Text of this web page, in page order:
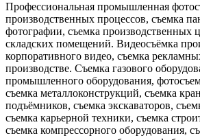
Профессиональная промышленная
производственных процессов, съемка
фотографии, съемка производственных
складских помещений. Видеосъёмка
корпоративного видео, съемка
производстве. Съемка газового
промышленного оборудования,
съемка металлоконструкций, съемка
подъёмников, съемка экскаваторов,
съемка карьерной техники, съемка
съемка компрессорного оборудования,